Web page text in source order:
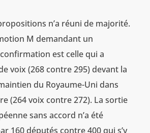
n’a réuni de majorité.
M demandant un
est celle qui a
voix (268 contre 295) devant la
du Royaume-Uni dans
(264 voix contre 272). La sortie
sans accord n’a été
160 députés contre 400 qui s’y